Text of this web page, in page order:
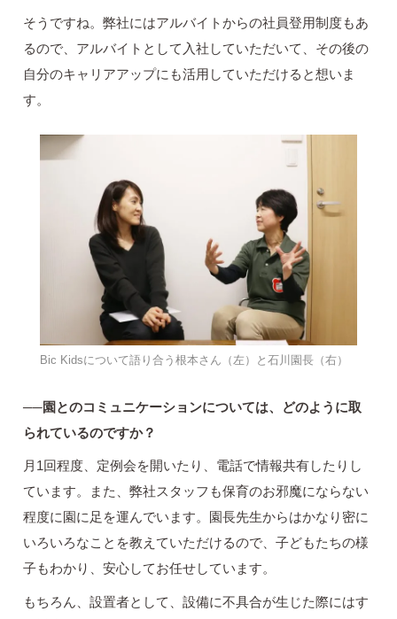
そうですね。弊社にはアルバイトからの社員登用制度もあ
るので、アルバイトとして入社していただいて、その後の
自分のキャリアアップにも活用していただけると想いま
す。
Bic Kidsについて語り合う根本さん（左）と石川園長（右）
──園とのコミュニケーションについては、どのように取
られているのですか？
月1回程度、定例会を開いたり、電話で情報共有したりし
ています。また、弊社スタッフも保育のお邪魔にならない
程度に園に足を運んでいます。園長先生からはかなり密に
いろいろなことを教えていただけるので、子どもたちの様
子もわかり、安心してお任せしています。
もちろん、設置者として、設備に不具合が生じた際にはす